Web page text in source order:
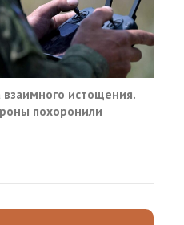
взаимного истощения.
похоронили